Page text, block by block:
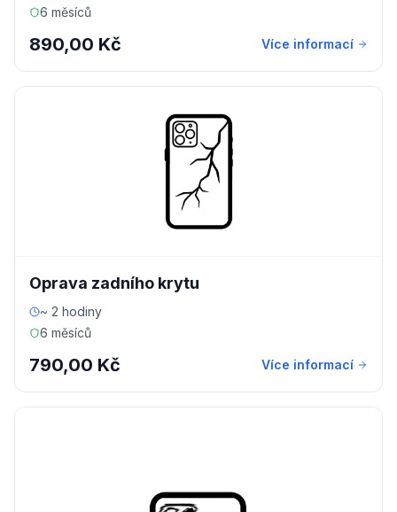
6 měsíců
890,00 Kč Více informací
Oprava zadního krytu
~ 2 hodiny
6 měsíců
790,00 Kč Více informací